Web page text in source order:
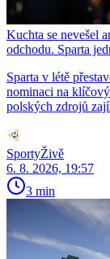
Kuchta se nevešel
odchodu. Sparta
Sparta v létě
nominaci na
polských zdrojů
SportyŽivě
6. 8. 2026, 19:57
3 min